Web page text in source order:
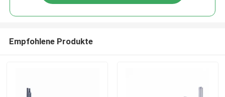
Empfohlene Produkte